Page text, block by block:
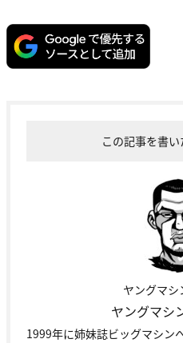
この記事を書
ヤングマシ
ヤングマシ
1999年に姉妹誌ビッグマシン